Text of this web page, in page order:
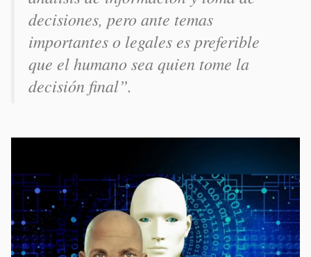
decisiones, pero ante temas
importantes o legales es preferible
que el humano sea quien tome la
decisión final”.